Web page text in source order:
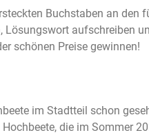
Buchstaben an den
Lösungswort aufschreiben
schönen Preise gewinnen!
im Stadtteil schon
die im Sommer